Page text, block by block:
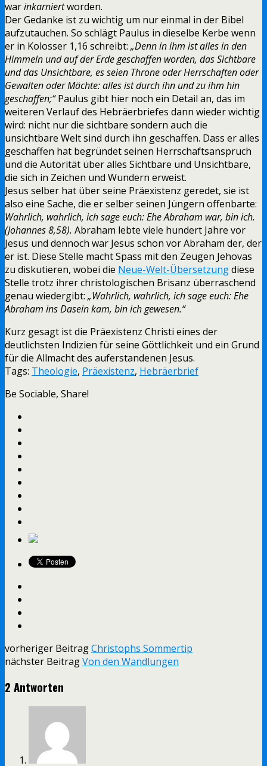
warinkarniertworden.
Der Gedanke ist zu wichtig um nur einmal in der Bibel
aufzutauchen. So schlägt Paulus in dieselbe Kerbe wenn
er in Kolosser 1,16 schreibt: „Denn in ihm ist alles in den
Himmeln und auf der Erde geschaffen worden, das Sichtbare
und das Unsichtbare, es seien Throne oder Herrschaften oder
Gewalten oder Mächte: alles ist durch ihn und zu ihm hin
geschaffen;“Paulus gibt hier noch ein Detail an, das im
weiteren Verlauf des Hebräerbriefes dann wieder wichtig
wird: nicht nur die sichtbare sondern auch die
unsichtbare Welt sind durch ihn geschaffen. Dass er alles
geschaffen hat begründet seinen Herrschaftsanspruch
und die Autorität über alles Sichtbare und Unsichtbare,
die sich in Zeichen und Wundern erweist.
Jesus selber hat über seine Präexistenz geredet, sie ist
also eine Sache, die er selber seinen Jüngern offenbarte:
Wahrlich, wahrlich, ich sage euch: Ehe Abraham war, bin ich.
(Johannes 8,58). Abraham lebte viele hundert Jahre vor
Jesus und dennoch war Jesus schon vor Abraham der, der
er ist. Diese Stelle macht Spass mit den Zeugen Jehovas
zu diskutieren, wobei die Neue-Welt-Übersetzungdiese
Stelle trotz ihrer christologischen Brisanz überraschend
genau wiedergibt: „Wahrlich, wahrlich, ich sage euch: Ehe
Abraham ins Dasein kam, bin ich gewesen.“
Kurz gesagt ist die Präexistenz Christi eines der
deutlichsten Indizien für seine Göttlichkeit und ein Grund
für die Allmacht des auferstandenen Jesus.
Tags: Theologie, Präexistenz, Hebräerbrief
Be Sociable, Share!
vorheriger BeitragChristophs Sommertip
nächster BeitragVon den Wandlungen
2 Antworten